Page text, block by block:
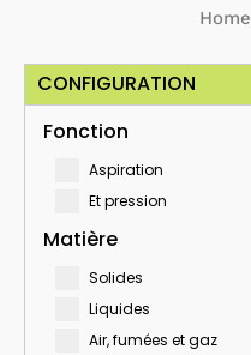
Home
CONFIGURATION
Fonction
Aspiration
Et pression
Matière
Solides
Liquides
Air, fumées et gaz